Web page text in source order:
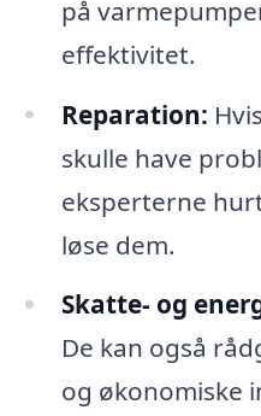
på
effektivitet.
Reparation:
skulle have
eksperterne
løse dem.
Skatte- og
De kan også
og økonomiske